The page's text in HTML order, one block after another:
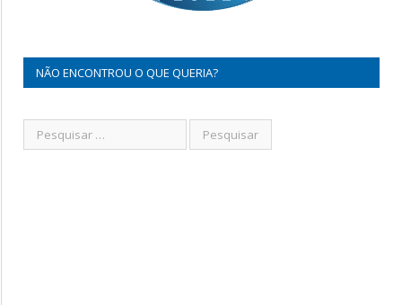
NÃO ENCONTROU O QUE QUERIA?